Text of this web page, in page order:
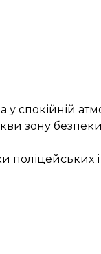
спокійній
зону
поліцейських